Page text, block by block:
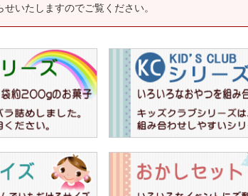
いたしますのでご覧ください。